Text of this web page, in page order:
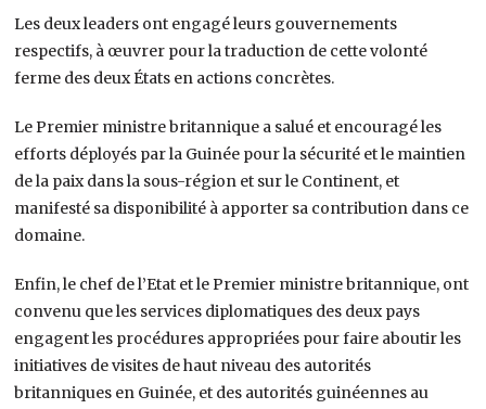
Les deux leaders ont engagé leurs gouvernements
respectifs, à œuvrer pour la traduction de cette volonté
ferme des deux États en actions concrètes.
Le Premier ministre britannique a salué et encouragé les
efforts déployés par la Guinée pour la sécurité et le maintien
de la paix dans la sous-région et sur le Continent, et
manifesté sa disponibilité à apporter sa contribution dans ce
domaine.
Enfin, le chef de l’Etat et le Premier ministre britannique, ont
convenu que les services diplomatiques des deux pays
engagent les procédures appropriées pour faire aboutir les
initiatives de visites de haut niveau des autorités
britanniques en Guinée, et des autorités guinéennes au